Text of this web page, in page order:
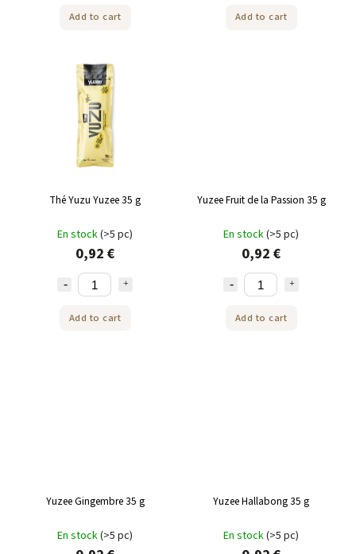
Add to cart Add to cart
Thé Yuzu Yuzee 35 g
En stock(>5 pc)
0,92 €
Add to cart
Yuzee Fruit de la Passion 35 g
En stock(>5 pc)
0,92 €
Add to cart
Yuzee Gingembre 35 g
En stock(>5 pc)
Yuzee Hallabong 35 g
En stock(>5 pc)